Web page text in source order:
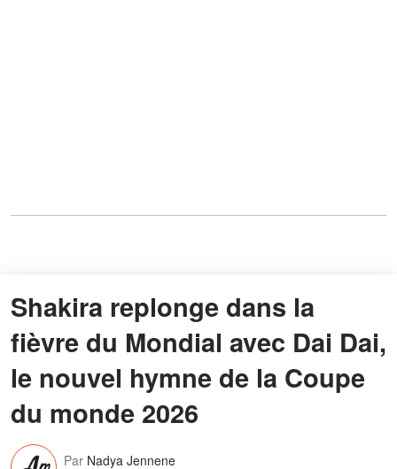
Shakira replonge dans la
fièvre du Mondial avec Dai Dai,
le nouvel hymne de la Coupe
du monde 2026
Par Nadya Jennene